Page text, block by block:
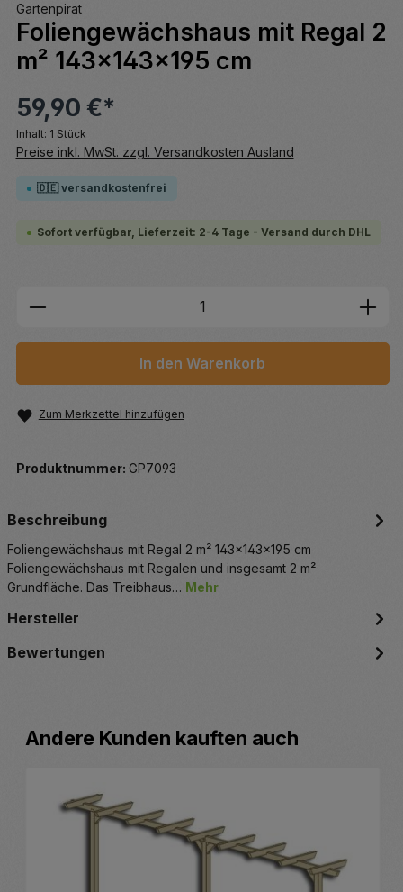
Gartenpirat
Foliengewächshaus mit Regal 2
m² 143x143x195 cm
59,90 €*
Inhalt: 1 Stück
Preise inkl. MwSt. zzgl. Versandkosten Ausland
🇩🇪 versandkostenfrei
Sofort verfügbar, Lieferzeit: 2-4 Tage - Versand durch DHL
Produkt Anzahl: Gib den
In den Warenkorb
Zum Merkzettel hinzufügen
Produktnummer: GP7093
Beschreibung
Foliengewächshaus mit Regal 2 m² 143x143x195 cm
Foliengewächshaus mit Regalen und insgesamt 2 m²
Grundfläche. Das Treibhaus… Mehr
Hersteller
Bewertungen
Produktgalerie überspringen
Andere Kunden kauften auch